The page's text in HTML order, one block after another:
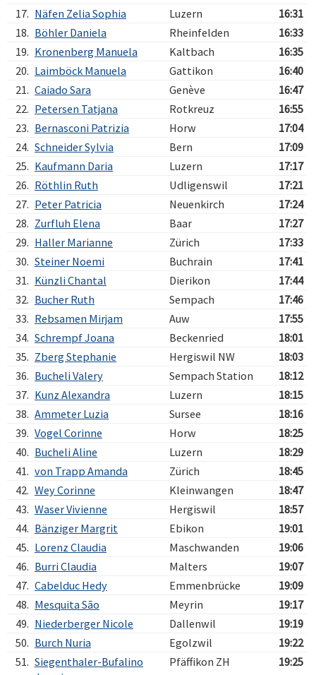
17. Näfen Zelia Sophia Luzern
16:31
18. Böhler Daniela Rheinfelden
16:33
19. Kronenberg Manuela Kaltbach
16:35
20. Laimböck Manuela Gattikon
16:40
21. Caiado Sara Genève
16:47
22. Petersen Tatjana Rotkreuz
16:55
23. Bernasconi Patrizia Horw
17:04
24. Schneider Sylvia Bern
17:09
25. Kaufmann Daria Luzern
17:17
26. Röthlin Ruth Udligenswil
17:21
27. Peter Patricia Neuenkirch
17:24
28. Zurfluh Elena Baar
17:27
29. Haller Marianne Zürich
17:33
30. Steiner Noemi Buchrain
17:41
31. Künzli Chantal Dierikon
17:44
32. Bucher Ruth Sempach
17:46
33. Rebsamen Mirjam Auw
17:55
34. Schrempf Joana Beckenried
18:01
35. Zberg Stephanie Hergiswil NW
18:03
36. Bucheli Valery Sempach Station
18:12
37. Kunz Alexandra Luzern
18:15
38. Ammeter Luzia Sursee
18:16
39. Vogel Corinne Horw
18:25
40. Bucheli Aline Luzern
18:29
41. von Trapp Amanda Zürich
18:45
42. Wey Corinne Kleinwangen
18:47
43. Waser Vivienne Hergiswil
18:57
44. Bänziger Margrit Ebikon
19:01
45. Lorenz Claudia Maschwanden
19:06
46. Burri Claudia Malters
19:07
47. Cabelduc Hedy Emmenbrücke
19:09
48. Mesquita São Meyrin
19:17
49. Niederberger Nicole Dallenwil
19:19
50. Burch Nuria Egolzwil
19:22
51. Siegenthaler-Bufalino
Pfäffikon ZH 19:25